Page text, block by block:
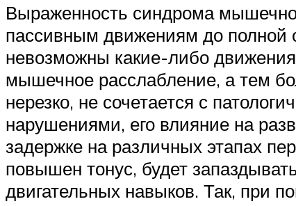
Выраженность синдрома
пассивным движениям до полной
невозможны какие-либо
мышечное расслабление, а тем
нерезко, не сочетается с
нарушениями, его влияние на
задержке на различных этапах
повышен тонус, будет
двигательных навыков. Так, при